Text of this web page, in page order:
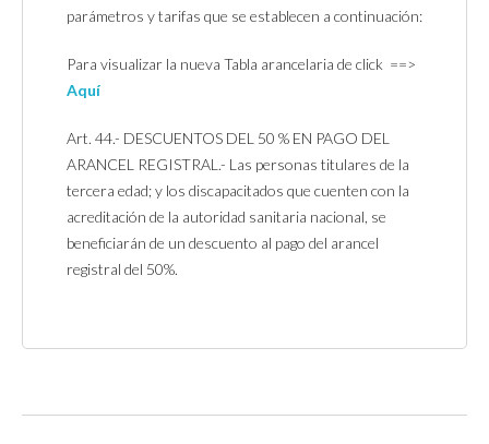
parámetros y tarifas que se establecen a continuación:
Para visualizar la nueva Tabla arancelaria de click ==>
Aquí
Art. 44.- DESCUENTOS DEL 50 % EN PAGO DEL
ARANCEL REGISTRAL.- Las personas titulares de la
tercera edad; y los discapacitados que cuenten con la
acreditación de la autoridad sanitaria nacional, se
beneficiarán de un descuento al pago del arancel
registral del 50%.